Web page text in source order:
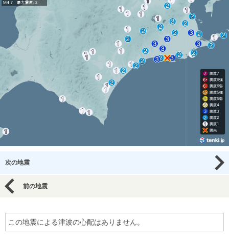
次の地震
前の地震
この地震による津波の心配はありません。